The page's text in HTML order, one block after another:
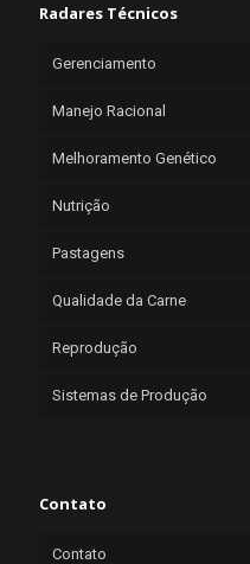
Radares Técnicos
Gerenciamento
Manejo Racional
Melhoramento Genético
Nutrição
Pastagens
Qualidade da Carne
Reprodução
Sistemas de Produção
Contato
Contato